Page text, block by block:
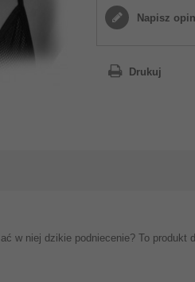
Napisz
Drukuj
w niej dzikie podniecenie? To